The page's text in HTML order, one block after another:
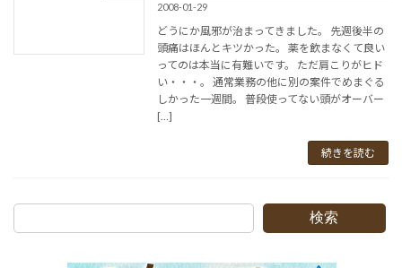
2008-01-29
どうにか風邪が治まってきました。 先週後半の
頭痛はほんとキツかった。 薬を飲まなくて良い
ってのは本当に有難いです。 ただ肩こりがヒド
い・・・。 通常業務の他に別の案件でめまぐる
しかった一週間。 普段使ってない頭がオーバー
[…]
続きを読む
検索